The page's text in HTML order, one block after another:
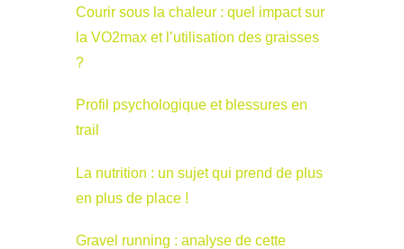
Courir sous la chaleur : quel impact sur
la VO2max et l’utilisation des graisses
?
Profil psychologique et blessures en
trail
La nutrition : un sujet qui prend de plus
en plus de place !
Gravel running : analyse de cette